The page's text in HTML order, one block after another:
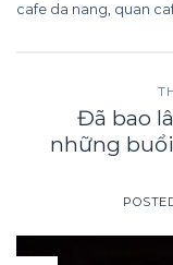
cafe da nang, quan
Đã bao
những